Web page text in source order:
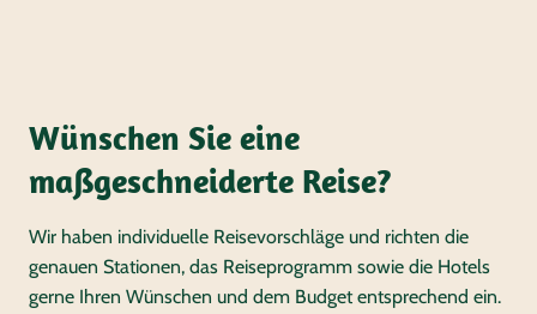
Wünschen Sie eine
maßgeschneiderte Reise?
Wir haben individuelle Reisevorschläge und richten die
genauen Stationen, das Reiseprogramm sowie die Hotels
gerne Ihren Wünschen und dem Budget entsprechend ein.